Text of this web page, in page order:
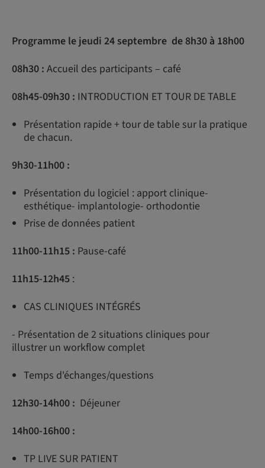
Programme le jeudi 24 septembre de 8h30 à 18h00
08h30 : Accueil des participants – café
08h45-09h30 : INTRODUCTION ET TOUR DE TABLE
Présentation rapide + tour de table sur la pratique
de chacun.
9h30-11h00 :
Présentation du logiciel : apport clinique-
esthétique- implantologie- orthodontie
Prise de données patient
11h00-11h15 : Pause-café
11h15-12h45 :
CAS CLINIQUES INTÉGRÉS
- Présentation de 2 situations cliniques pour
illustrer un workflow complet
Temps d'échanges/questions
12h30-14h00 : Déjeuner
14h00-16h00 :
TP LIVE SUR PATIENT